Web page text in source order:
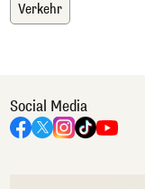
Verkehr
Social Media